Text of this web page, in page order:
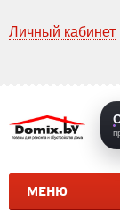
Личный кабинет
МЕНЮ